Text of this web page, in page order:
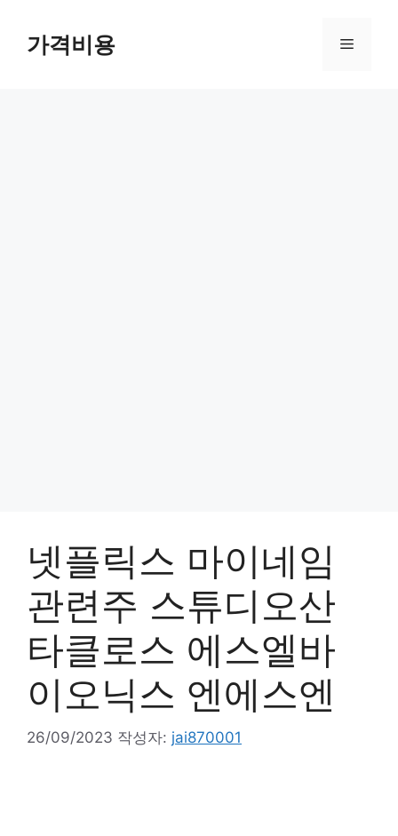
가격비용 메
넷플릭스 마이네임
관련주 스튜디오산
타클로스 에스엘바
이오닉스 엔에스엔
26/09/2023 작성자: jai870001